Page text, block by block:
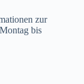
zur
bis